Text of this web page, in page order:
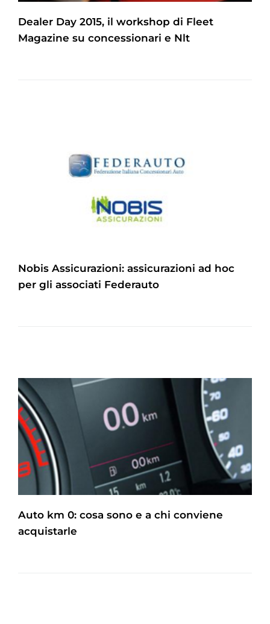
Dealer Day 2015, il workshop di Fleet
Magazine su concessionari e Nlt
Nobis Assicurazioni: assicurazioni ad hoc
per gli associati Federauto
Auto km 0: cosa sono e a chi conviene
acquistarle